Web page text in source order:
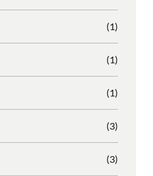
(1)
(1)
(1)
(3)
(3)